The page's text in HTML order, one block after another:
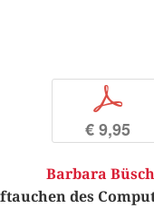
p
€ 9,95
Barbara
des